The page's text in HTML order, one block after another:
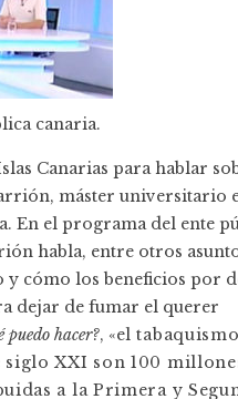
canaria.
Canarias para hablar
, máster universitario
En el programa del ente
habla, entre otros
y cómo los beneficios por
dejar de fumar el querer
puedo hacer?, «el
XXI son 100
a la Primera y